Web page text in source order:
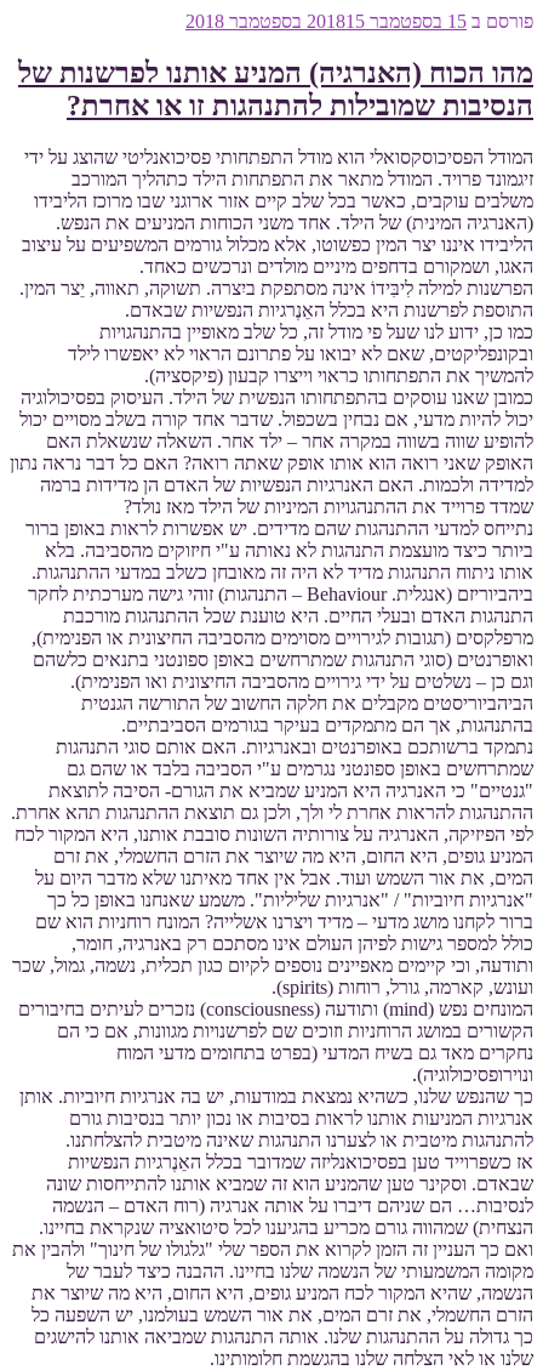
פורסם ב 15 בספטמבר 2018 15 בספטמבר 2018
מהו הכוח (האנרגיה) המניע אותנו לפרשנות של
הנסיבות שמובילות להתנהגות זו או אחרת?
המודל הפסיכוסקסואלי הוא מודל התפתחותי פסיכואנליטי שהוצג על ידי
זיגמונד פרויד. המודל מתאר את התפתחות הילד כתהליך המורכב
משלבים עוקבים, כאשר בכל שלב קיים אזור ארוגני שבו מרוכז הליבידו
(האנרגיה המינית) של הילד. אחד משני הכוחות המניעים את הנפש.
הליבידו איננו יצר המין כפשוטו, אלא מכלול גורמים המשפיעים על עיצוב
האגו, ושמקורם בדחפים מיניים מולדים ונרכשים כאחד.
הפרשנות למילה לִיבִּידוֹ אינה מסתפקת ביִצרה. תשוקה, תאווה, יֵצר המין.
התוספת לפרשנות היא בכלל האֵנֶרגיות הנפשיות שבאדם.
כמו כן, ידוע לנו שעל פי מודל זה, כל שלב מאופיין בהתנהגויות
ובקונפליקטים, שאם לא יבואו על פתרונם הראוי לא יאפשרו לילד
להמשיך את התפתחותו כראוי וייצרו קבעון (פיקסציה).
כמובן שאנו עוסקים בהתפתחותו הנפשית של הילד. העיסוק בפסיכולוגיה
יכול להיות מדעי, אם נבחין בשכפול. שדבר אחד קורה בשלב מסויים יכול
להופיע שווה בשווה במקרה אחר – ילד אחר. השאלה שנשאלת האם
האופק שאני רואה הוא אותו אופק שאתה רואה? האם כל דבר נראה נתון
למדידה ולכמות. האם האנרגיות הנפשיות של האדם הן מדידות ברמה
שמדד פרוייד את ההתנהגויות המיניות של הילד מאז נולד?
נתייחס למדעי ההתנהגות שהם מדידים. יש אפשרות לראות באופן ברור
ביותר כיצד מועצמת התנהגות לא נאותה ע"י חיזוקים מהסביבה. בלא
אותו ניתוח התנהגות מדיד לא היה זה מאובחן כשלב במדעי ההתנהגות.
ביהביוריזם (אנגלית. Behaviour – התנהגות) זוהי גישה מערכתית לחקר
התנהגות האדם ובעלי החיים. היא טוענת שכל ההתנהגות מורכבת
מרפלקסים (תגובות לגירויים מסוימים מהסביבה החיצונית או הפנימית),
ואופרנטים (סוגי התנהגות שמתרחשים באופן ספונטני בתנאים כלשהם
וגם כן – נשלטים על ידי גירויים מהסביבה החיצונית ואו הפנימית).
הביהביוריסטים מקבלים את חלקה החשוב של התורשה הגנטית
בהתנהגות, אך הם מתמקדים בעיקר בגורמים הסביבתיים.
נתמקד ברשותכם באופרנטים ובאנרגיות. האם אותם סוגי התנהגות
שמתרחשים באופן ספונטני נגרמים ע"י הסביבה בלבד או שהם גם
"גנטיים" כי האנרגיה היא המניע שמביא את הגורם- הסיבה לתוצאת
ההתנהגות להראות אחרת לי ולך, ולכן גם תוצאת ההתנהגות תהא אחרת.
לפי הפיזיקה, האנרגיה על צורותיה השונות סובבת אותנו, היא המקור לכח
המניע גופים, היא החום, היא מה שיוצר את הזרם החשמלי, את זרם
המים, את אור השמש ועוד. אבל אין אחד מאיתנו שלא מדבר היום על
"אנרגיות חיוביות" / "אנרגיות שליליות". משמע שאנחנו באופן כל כך
ברור לקחנו מושג מדעי – מדיד ויצרנו אשלייה? המונח רוחניות הוא שם
כולל למספר גישות לפיהן העולם אינו מסתכם רק באנרגיה, חומר,
ותודעה, וכי קיימים מאפיינים נוספים לקיום כגון תכלית, נשמה, גמול, שכר
ועונש, קארמה, גורל, רוחות (spirits).
המונחים נפש (mind) ותודעה (consciousness) נזכרים לעיתים בחיבורים
הקשורים במושג הרוחניות וזוכים שם לפרשנויות מגוונות, אם כי הם
נחקרים מאד גם בשיח המדעי (בפרט בתחומים מדעי המוח
ונוירופסיכולוגיה).
כך שהנפש שלנו, כשהיא נמצאת במודעות, יש בה אנרגיות חיוביות. אותן
אנרגיות המניעות אותנו לראות בסיבות או נכון יותר בנסיבות גורם
להתנהגות מיטבית או לצערנו התנהגות שאינה מיטבית להצלחתנו.
אז כשפרוייד טען בפסיכואנליזה שמדובר בכלל האֵנֶרגיות הנפשיות
שבאדם. וסקינר טען שהמניע הוא זה שמביא אותנו להתייחסות שונה
לנסיבות… הם שניהם דיברו על אותה אנרגיה (רוח האדם – הנשמה
הנצחית) שמהווה גורם מכריע בהגיענו לכל סיטואציה שנקראת בחיינו.
ואם כך העניין זה הזמן לקרוא את הספר שלי "גלגולו של חינוך" ולהבין את
מקומה המשמעותי של הנשמה שלנו בחיינו. ההבנה כיצד לעבר של
הנשמה, שהיא המקור לכח המניע גופים, היא החום, היא מה שיוצר את
הזרם החשמלי, את זרם המים, את אור השמש בעולמנו, יש השפעה כל
כך גדולה על ההתנהגות שלנו. אותה התנהגות שמביאה אותנו להישגים
שלנו או לאי הצלחה שלנו בהגשמת חלומותינו.